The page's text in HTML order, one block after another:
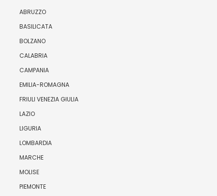
ABRUZZO
BASILICATA
BOLZANO
CALABRIA
CAMPANIA
EMILIA-ROMAGNA
FRIULI VENEZIA GIULIA
LAZIO
LIGURIA
LOMBARDIA
MARCHE
MOLISE
PIEMONTE